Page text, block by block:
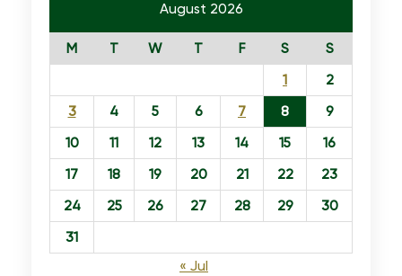
August 2026
M T W T F S
S
1
2
3
4 5 6 7 8
9
10
11 12 13 14 15
16
17
18 19 20 21 22
23
24
25 26 27 28 29
30
31
« Jul